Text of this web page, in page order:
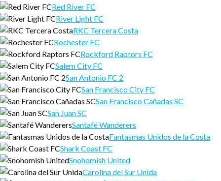
Red River FC
River Light FC
RKC Tercera Costa
Rochester FC
Rockford Raptors FC
Salem City FC
San Antonio FC 2
San Francisco City FC
San Francisco Cañadas SC
San Juan SC
Santafé Wanderers
Fantasmas Unidos de la Costa
Shark Coast FC
Snohomish United
Carolina del Sur Unida